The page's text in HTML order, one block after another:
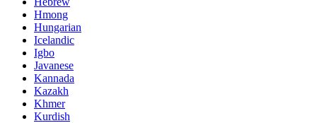
Hmong
Hungarian
Icelandic
Igbo
Javanese
Kannada
Kazakh
Khmer
Kurdish